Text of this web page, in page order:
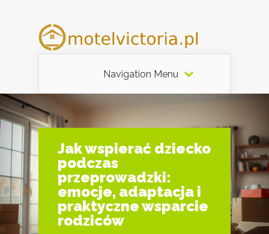
Navigation Menu
Jak wspierać dziecko
podczas
przeprowadzki:
emocje, adaptacja i
praktyczne wsparcie
rodziców